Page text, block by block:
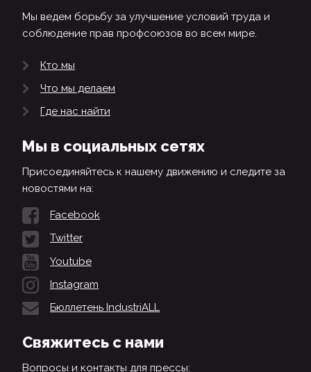
Мы ведем борьбу за улучшение условий труда и
соблюдение прав профсоюзов во всем мире.
Кто мы
Что мы делаем
Где нас найти
Мы в социальных сетях
Присоединяйтесь к нашему движению и следите за
новостями на:
Facebook
Twitter
Youtube
Instagram
Бюллетень IndustriALL
Свяжитесь с нами
Вопросы и контакты для прессы: